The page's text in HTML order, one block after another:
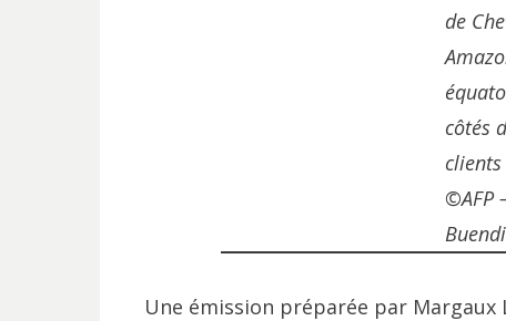
de
côtés
©AFP
Une émission préparée par Margaux